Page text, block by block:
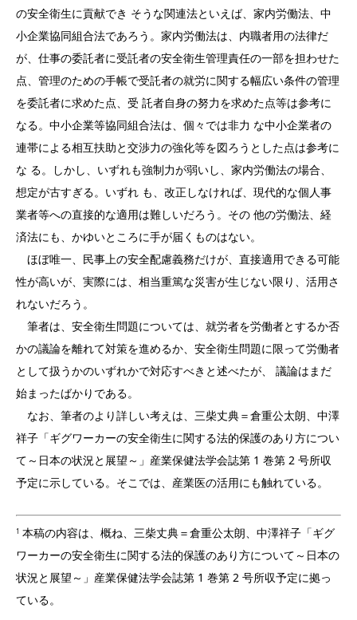
の安全衛生に貢献でき そうな関連法といえば、家内労働法、中
小企業協同組合法であろう。家内労働法は、内職者用の法律だ
が、仕事の委託者に受託者の安全衛生管理責任の一部を担わせた
点、管理のための手帳で受託者の就労に関する幅広い条件の管理
を委託者に求めた点、受 託者自身の努力を求めた点等は参考に
なる。中小企業等協同組合法は、個々では非力 な中小企業者の
連帯による相互扶助と交渉力の強化等を図ろうとした点は参考に
な る。しかし、いずれも強制力が弱いし、家内労働法の場合、
想定が古すぎる。いずれ も、改正しなければ、現代的な個人事
業者等への直接的な適用は難しいだろう。その 他の労働法、経
済法にも、かゆいところに手が届くものはない。
ほぼ唯一、民事上の安全配慮義務だけが、直接適用できる可能
性が高いが、実際には、相当重篤な災害が生じない限り、活用さ
れないだろう。
筆者は、安全衛生問題については、就労者を労働者とするか否
かの議論を離れて対策を進めるか、安全衛生問題に限って労働者
として扱うかのいずれかで対応すべきと述べたが、 議論はまだ
始まったばかりである。
なお、筆者のより詳しい考えは、三柴丈典＝倉重公太朗、中澤
祥子「ギグワーカーの安全衛生に関する法的保護のあり方につい
て～日本の状況と展望～」産業保健法学会誌第 1 巻第 2 号所収
予定に示している。そこでは、産業医の活用にも触れている。
1 本稿の内容は、概ね、三柴丈典＝倉重公太朗、中澤祥子「ギグ
ワーカーの安全衛生に関する法的保護のあり方について～日本の
状況と展望～」産業保健法学会誌第 1 巻第 2 号所収予定に拠っ
ている。